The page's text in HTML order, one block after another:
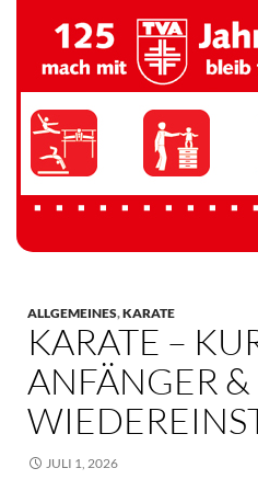
TV 1894
ALLGEMEINES,KARATE
KARATE –
ANFÄNGER &
JULI 1, 2026